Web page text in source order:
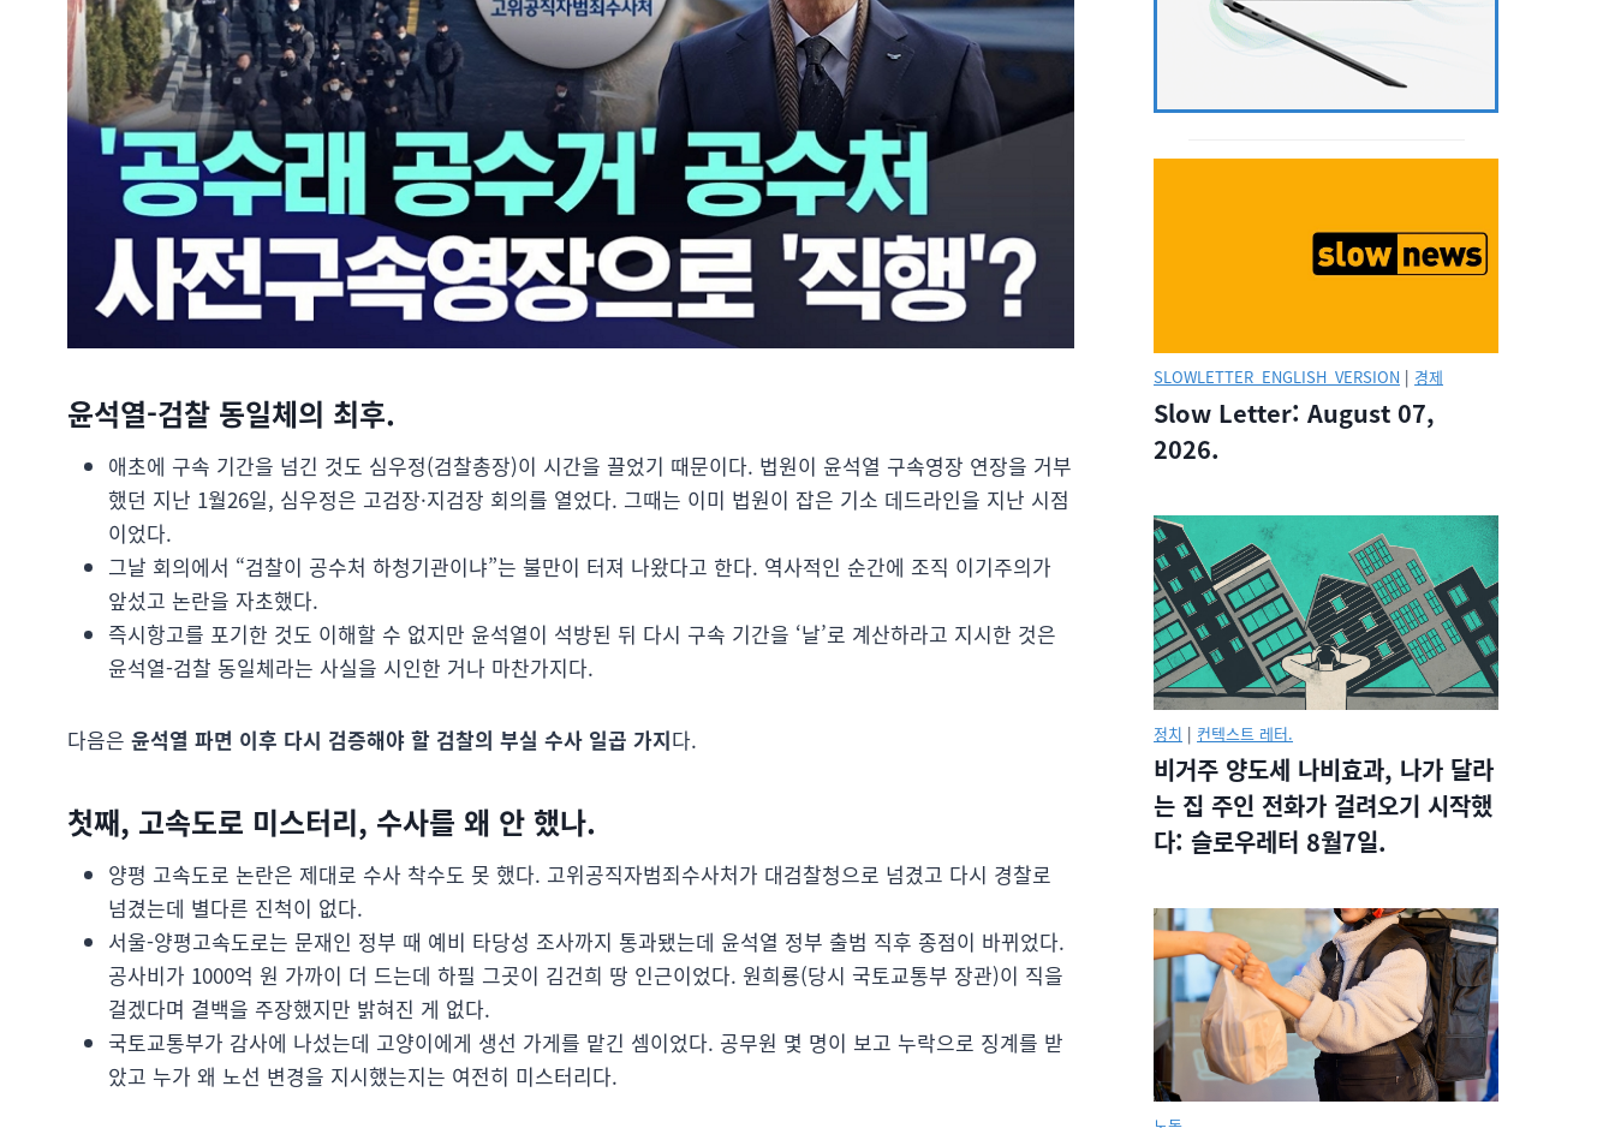
윤석열-검찰 동일체의 최후.
애초에 구속 기간을 넘긴 것도 심우정(검찰총장)이 시간을 끌었기 때문이다. 법원이 윤석열 구속영장 연장을 거부
했던 지난 1월26일, 심우정은 고검장·지검장 회의를 열었다. 그때는 이미 법원이 잡은 기소 데드라인을 지난 시점
이었다.
그날 회의에서 “검찰이 공수처 하청기관이냐”는 불만이 터져 나왔다고 한다. 역사적인 순간에 조직 이기주의가
앞섰고 논란을 자초했다.
즉시항고를 포기한 것도 이해할 수 없지만 윤석열이 석방된 뒤 다시 구속 기간을 ‘날’로 계산하라고 지시한 것은
윤석열-검찰 동일체라는 사실을 시인한 거나 마찬가지다.
다음은 윤석열 파면 이후 다시 검증해야 할 검찰의 부실 수사 일곱 가지다.
첫째, 고속도로 미스터리, 수사를 왜 안 했나.
양평 고속도로 논란은 제대로 수사 착수도 못 했다. 고위공직자범죄수사처가 대검찰청으로 넘겼고 다시 경찰로
넘겼는데 별다른 진척이 없다.
서울-양평고속도로는 문재인 정부 때 예비 타당성 조사까지 통과됐는데 윤석열 정부 출범 직후 종점이 바뀌었다.
공사비가 1000억 원 가까이 더 드는데 하필 그곳이 김건희 땅 인근이었다. 원희룡(당시 국토교통부 장관)이 직을
걸겠다며 결백을 주장했지만 밝혀진 게 없다.
국토교통부가 감사에 나섰는데 고양이에게 생선 가게를 맡긴 셈이었다. 공무원 몇 명이 보고 누락으로 징계를 받
았고 누가 왜 노선 변경을 지시했는지는 여전히 미스터리다.
SLOWLETTER_ENGLISH_VERSION | 경제
Slow Letter: August 07,
2026.
정치 | 컨텍스트 레터.
비거주 양도세 나비효과, 나가 달라
는 집 주인 전화가 걸려오기 시작했
다: 슬로우레터 8월7일.